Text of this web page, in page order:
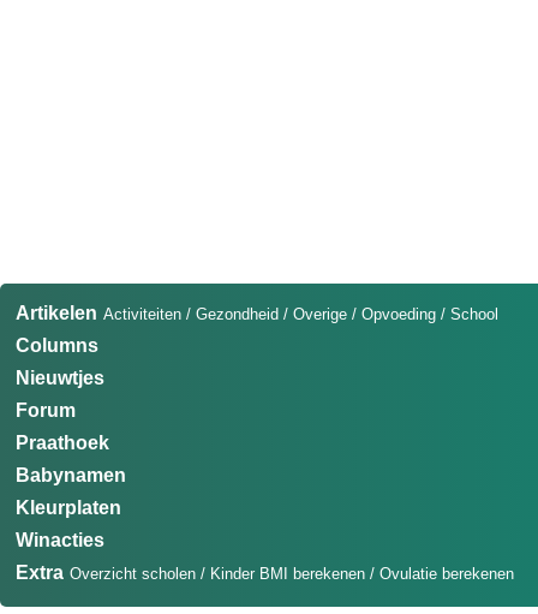
Artikelen Activiteiten / Gezondheid / Overige / Opvoeding / School
Columns
Nieuwtjes
Forum
Praathoek
Babynamen
Kleurplaten
Winacties
Extra Overzicht scholen / Kinder BMI berekenen / Ovulatie berekenen